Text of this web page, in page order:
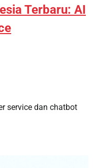
Terbaru: AI
service dan chatbot